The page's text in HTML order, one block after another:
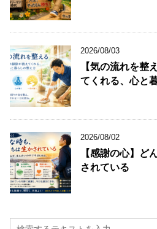
2026/08/03
【気の流れを整
てくれる、心と
2026/08/02
【感謝の心】ど
されている